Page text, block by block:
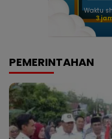
Waktu
3
PEMERINTAHAN